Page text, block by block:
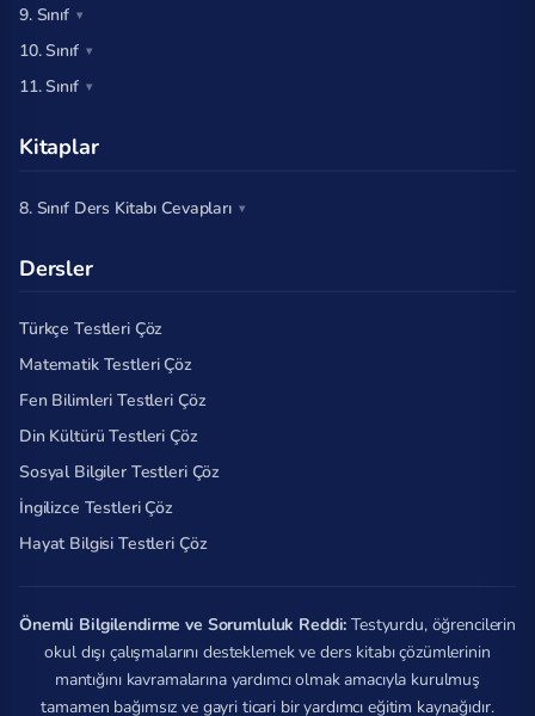
9. Sınıf
10. Sınıf
11. Sınıf
Kitaplar
8. Sınıf Ders Kitabı Cevapları
Dersler
Türkçe Testleri Çöz
Matematik Testleri Çöz
Fen Bilimleri Testleri Çöz
Din Kültürü Testleri Çöz
Sosyal Bilgiler Testleri Çöz
İngilizce Testleri Çöz
Hayat Bilgisi Testleri Çöz
Önemli Bilgilendirme ve Sorumluluk Reddi: Testyurdu, öğrencilerin
okul dışı çalışmalarını desteklemek ve ders kitabı çözümlerinin
mantığını kavramalarına yardımcı olmak amacıyla kurulmuş
tamamen bağımsız ve gayri ticari bir yardımcı eğitim kaynağıdır.